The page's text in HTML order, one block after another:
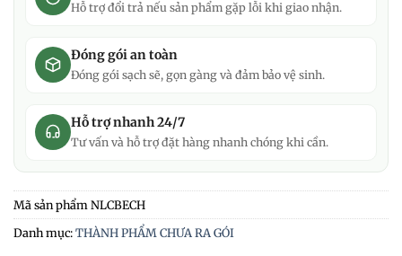
Hỗ trợ đổi trả nếu sản phẩm gặp lỗi khi giao nhận.
Đóng gói an toàn
Đóng gói sạch sẽ, gọn gàng và đảm bảo vệ sinh.
Hỗ trợ nhanh 24/7
Tư vấn và hỗ trợ đặt hàng nhanh chóng khi cần.
Mã sản phẩmNLCBECH
Danh mục:THÀNH PHẨM CHƯA RA GÓI